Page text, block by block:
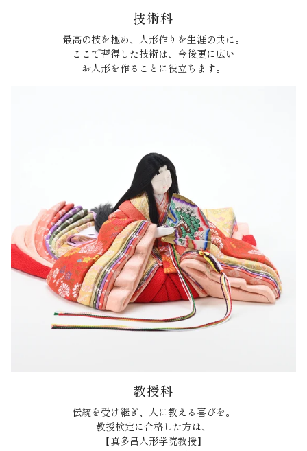
技術科
最高の技を極め、人形作りを生涯の共に。
ここで習得した技術は、今後更に広い
お人形を作ることに役立ちます。
教授科
伝統を受け継ぎ、人に教える喜びを。
教授検定に合格した方は、
【真多呂人形学院教授】